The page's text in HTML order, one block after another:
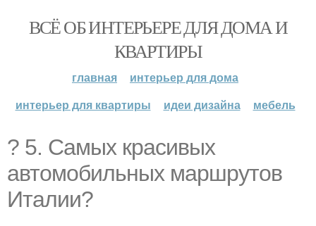
ВСЁ ОБ ИНТЕРЬЕРЕ ДЛЯ ДОМА И
КВАРТИРЫ
главная
интерьер для дома
интерьер для квартиры
идеи дизайна мебель
? 5. Самых красивых
автомобильных маршрутов
Италии?